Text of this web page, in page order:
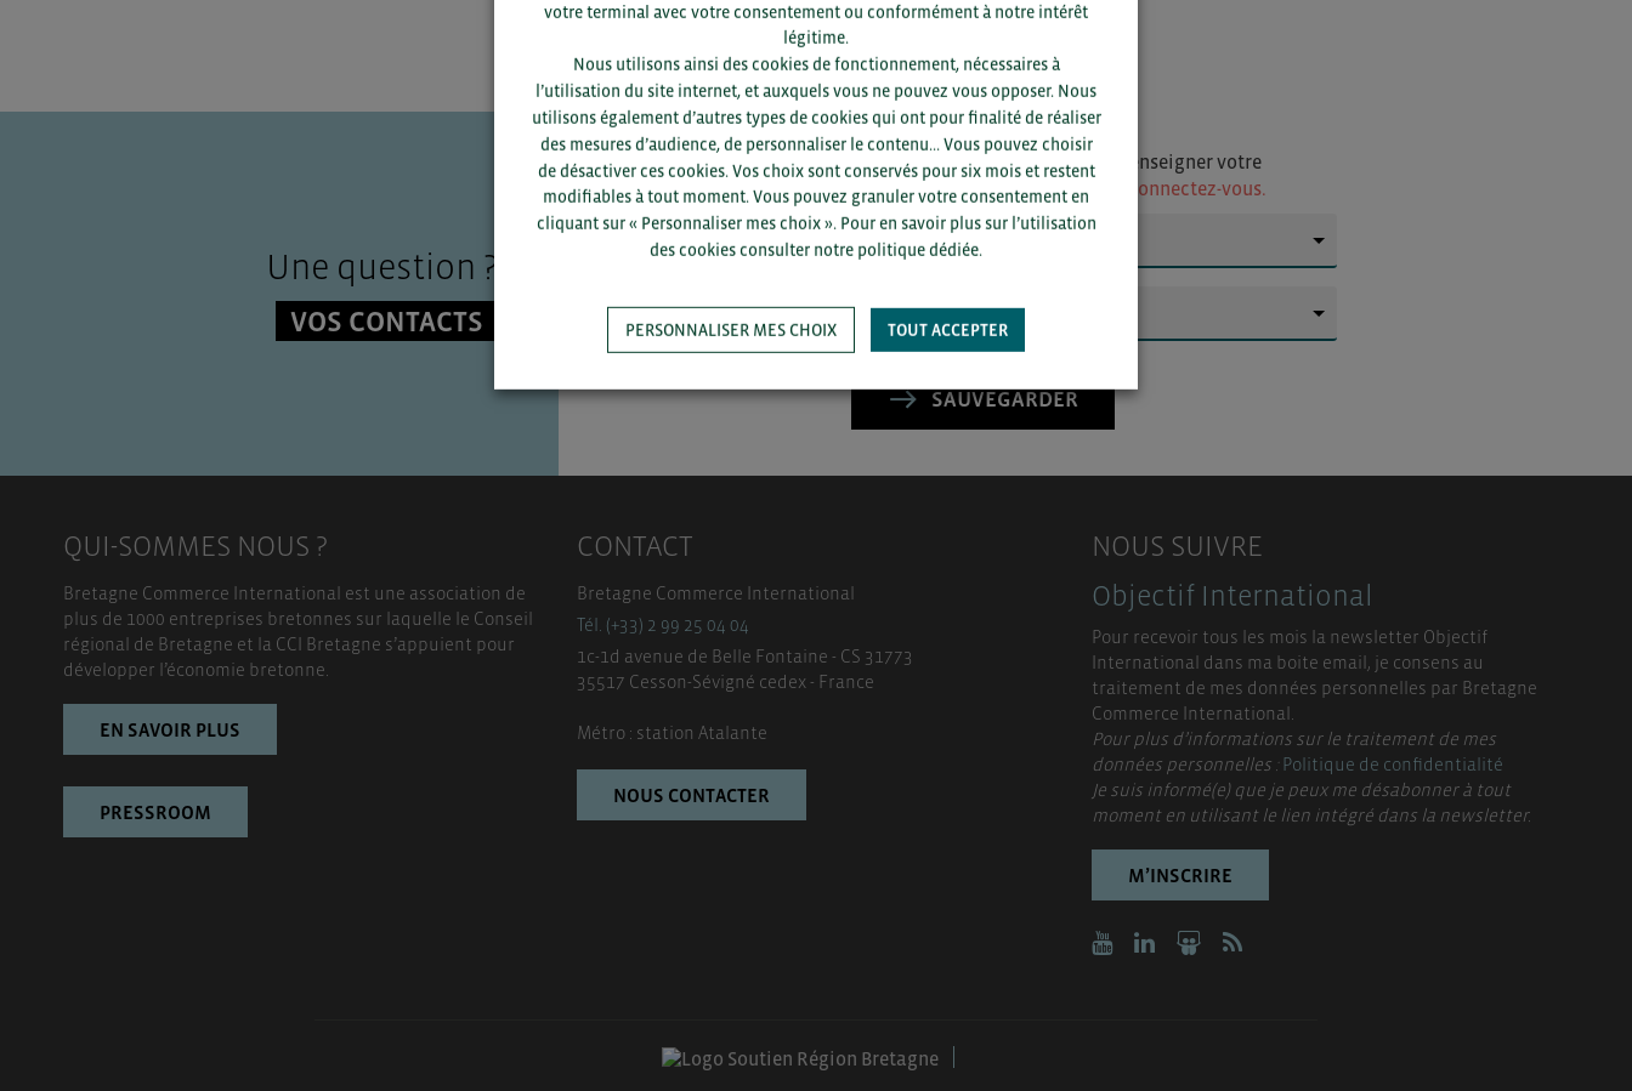
Une question ?
VOS CONTACTS
Pour voir les contacts, merci de renseigner votre
département et votre secteur
ou connectez-vous.
SAUVEGARDER
QUI-SOMMES NOUS ?
Bretagne Commerce International est une association de
plus de 1000 entreprises bretonnes sur laquelle le Conseil
régional de Bretagne et la CCI Bretagne s’appuient pour
développer l’économie bretonne.
EN SAVOIR PLUS
PRESSROOM
CONTACT
Bretagne Commerce International
Tél. (+33) 2 99 25 04 04
1c-1d avenue de Belle Fontaine - CS 31773
35517 Cesson-Sévigné cedex - France
Métro : station Atalante
NOUS CONTACTER
NOUS SUIVRE
Objectif International
Pour recevoir tous les mois la newsletter Objectif
International dans ma boite email, je consens au
traitement de mes données personnelles par Bretagne
Commerce International.
Pour plus d’informations sur le traitement de mes
données personnelles :Politique de confidentialité
Je suis informé(e) que je peux me désabonner à tout
moment en utilisant le lien intégré dans la newsletter.
M’INSCRIRE
votre terminal avec votre consentement ou conformément à notre intérêt
légitime.
Nous utilisons ainsi des cookies de fonctionnement, nécessaires à
l’utilisation du site internet, et auxquels vous ne pouvez vous opposer. Nous
utilisons également d’autres types de cookies qui ont pour finalité de réaliser
des mesures d’audience, de personnaliser le contenu... Vous pouvez choisir
de désactiver ces cookies. Vos choix sont conservés pour six mois et restent
modifiables à tout moment. Vous pouvez granuler votre consentement en
cliquant sur « Personnaliser mes choix ». Pour en savoir plus sur l’utilisation
des cookies consulter notre politique dédiée.
PERSONNALISER MES CHOIX TOUT ACCEPTER